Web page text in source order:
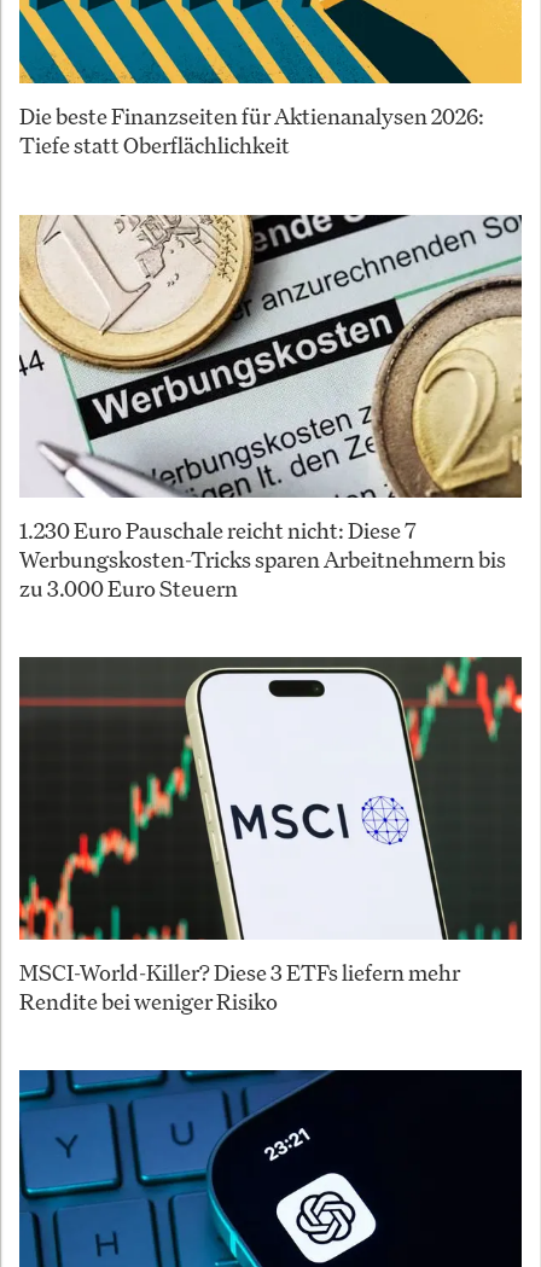
Die beste Finanzseiten für Aktienanalysen 2026:
Tiefe statt Oberflächlichkeit
1.230 Euro Pauschale reicht nicht: Diese 7
Werbungskosten-Tricks sparen Arbeitnehmern bis
zu 3.000 Euro Steuern
MSCI-World-Killer? Diese 3 ETFs liefern mehr
Rendite bei weniger Risiko